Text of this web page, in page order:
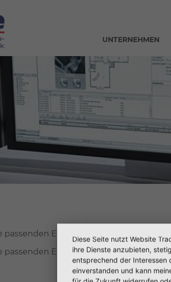
UNTERNEHMEN
Ergebnisse.
passenden Ergebnisse.
Diese Seite nutzt Website
ihre Dienste anzubieten,
entsprechend der
einverstanden und kann